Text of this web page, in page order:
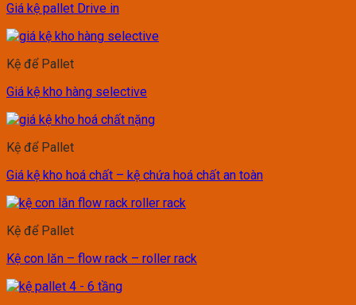
Giá kệ pallet Drive in
Kệ để Pallet
Giá kệ kho hàng selective
Kệ để Pallet
Giá kệ kho hoá chất – kệ chứa hoá chất an toàn
Kệ để Pallet
Kệ con lăn – flow rack – roller rack